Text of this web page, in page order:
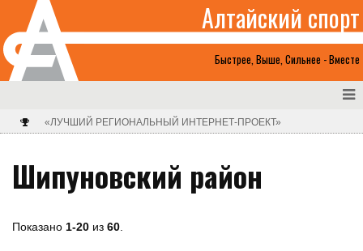
Быстрее, Выше, Сильнее - Вместе
Алтайский спорт
«ЛУЧШИЙ РЕГИОНАЛЬНЫЙ ИНТЕРНЕТ-ПРОЕКТ»
Шипуновский район
Показано 1-20 из 60